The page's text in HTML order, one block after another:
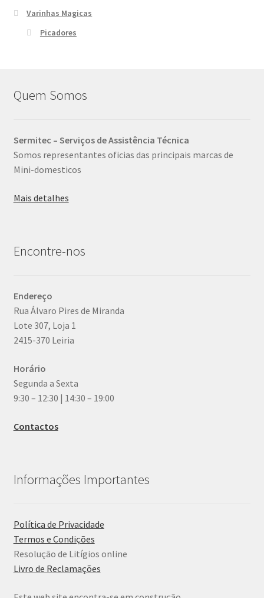
Varinhas Magicas
Picadores
Quem Somos
Sermitec – Serviços de Assistência Técnica
Somos representantes oficias das principais marcas de
Mini-domesticos
Mais detalhes
Encontre-nos
Endereço
Rua Álvaro Pires de Miranda
Lote 307, Loja 1
2415-370 Leiria
Horário
Segunda a Sexta
9:30 – 12:30 | 14:30 – 19:00
Contactos
Informações Importantes
Política de Privacidade
Termos e Condições
Resolução de Litígios online
Livro de Reclamações